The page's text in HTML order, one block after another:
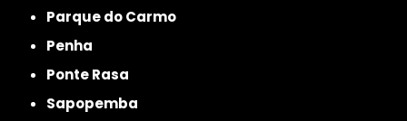
Parque do Carmo
Penha
Ponte Rasa
Sapopemba